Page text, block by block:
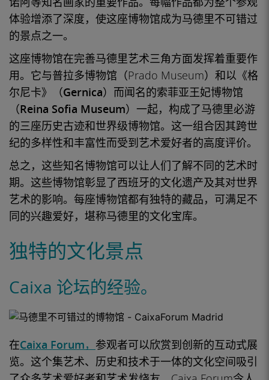
体验增添了深度，使这座博物馆成为马德里不可错过
的景点之一。
这座博物馆在完善马德里艺术三角方面发挥着重要作
用。它与普拉多博物馆（Prado Museum）和以《格
尔尼卡》（Gernica） 而闻名的索菲亚王妃博物馆
（Reina Sofia Museum）一起，构成了马德里必游
的三座历史古迹和世界级博物馆。这一组合因其跨世
纪的多样性和丰富性而受到艺术爱好者的高度评价。
总之，这些知名博物馆可以让人们了解不同的艺术时
期。这些博物馆彰显了西班牙的文化遗产及其对世界
艺术的影响。每座博物馆都有独特的藏品，可满足不
同的兴趣爱好，堪称马德里的文化宝库。
独特的文化景点
Caixa 论坛的经验。
在Caixa Forum， 参观者可以欣赏到创新的互动式展
览。这个集艺术、历史和技术于一体的文化空间吸引